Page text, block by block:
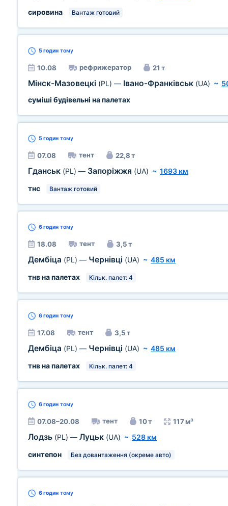
сировина
Вантаж готовий
5 годин тому
10.08 рефрижератор 21 т
Мінск-Мазовецкі (PL) — Івано-Франківськ (UA) ~
суміші будівельні на палетах
5 годин тому
07.08 тент 22,8 т
Гданськ (PL) — Запоріжжя (UA) ~ 1693 км
тнс
Вантаж готовий
6 годин тому
18.08 тент 3,5 т
Дембіца (PL) — Чернівці (UA) ~ 485 км
тнв на палетах
Кільк. палет: 4
6 годин тому
17.08 тент 3,5 т
Дембіца (PL) — Чернівці (UA) ~ 485 км
тнв на палетах
Кільк. палет: 4
6 годин тому
07.08–20.08 тент 10 т 117 м³
Лодзь (PL) — Луцьк (UA) ~ 528 км
синтепон
Без довантаження (окреме авто)
6 годин тому